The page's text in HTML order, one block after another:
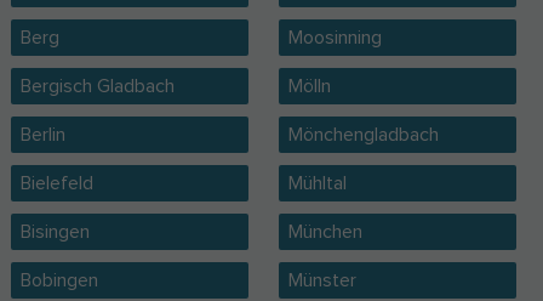
Berg
Bergisch Gladbach
Berlin
Bielefeld
Bisingen
Bobingen
Moosinning
Mölln
Mönchengladbach
Mühltal
München
Münster